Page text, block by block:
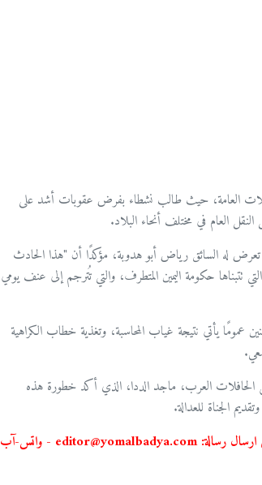
العامة، حيث طالب نشطاء بفرض عقوبات أشد على
العام في مختلف أنحاء البلاد.
تعرض له السائق رياض أبو هدوبة، مؤكدًا أن "هذا الحادث
تتبناها حكومة اليمين المتطرف، والتي تُترجم إلى عنف يومي
عمومًا يأتي نتيجة غياب المحاسبة، وتغذية خطاب الكراهية
العرب، ماجد الددا، الذي أكد خطورة هذه
الجناة للعدالة.
استعمال المضامين بموجب بند 27 أ لقانون الحقوق الأدبية لسنة2007 ، يرجى ارسال رسالة: editor@yomalbadya.com - واتس-آب